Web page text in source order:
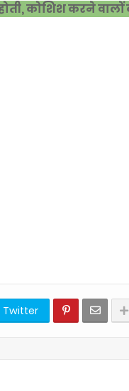
कोशिश करने वालों
Twitter